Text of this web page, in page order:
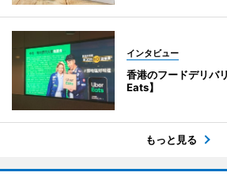
インタビュー
香港のフードデリ
Eats】
もっと見る